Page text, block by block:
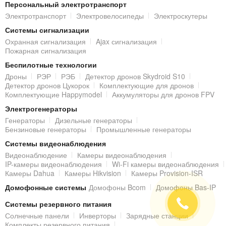
интуитивно понятному меню IP-видеорегистратора
K1/W/M, пользователю доступен широкий набор гибких
установок и возможностей:
задать для каждого канала отдельно настройки качества
записи видеоизображения с
в секунду и разрешение (для оптимизации места на
жестких дисках);
настроить режимы записи:
записываться на жесткие диски
заполнения, архив будет циклически перезаписан);
необходимости вести круглосуточный архив,
видеорегистраторможет сохранять видео только
в определенные часы/дни недели (доступны
настройки каждого канала отдельно);
благодаря встроенной функции программного
IP-видеорегистратор при
обнаружении движения в поле обзора видеокамеры
может выполнить следующие действия:
Персональный электротранспорт
Электротранспорт
Электровелосипеды
Электроскутеры
Системы сигнализации
Охранная сигнализация
Ajax сигнализация
Пожарная сигнализация
Беспилотные технологии
Дроны
РЭР РЭБ
Детектор дронов Skydroid S10
Детектор дронов Цукорок
Комплектующие для дронов
Комплектующие Happymodel
Аккумуляторы для дронов FPV
Электрогенераторы
Генераторы
Дизельные генераторы
Бензиновые генераторы
Промышленные генераторы
Системы видеонаблюдения
Видеонаблюдение
Камеры видеонаблюдения
IP-камеры видеонаблюдения
Wi-Fi камеры видеонаблюдения
Камеры Dahua
Камеры Hikvision
Камеры Provision-ISR
Домофонные системы Домофоны Bcom
Домофоны Bas-IP
Системы резервного питания
Солнечные панели
Инверторы
Зарядные станции